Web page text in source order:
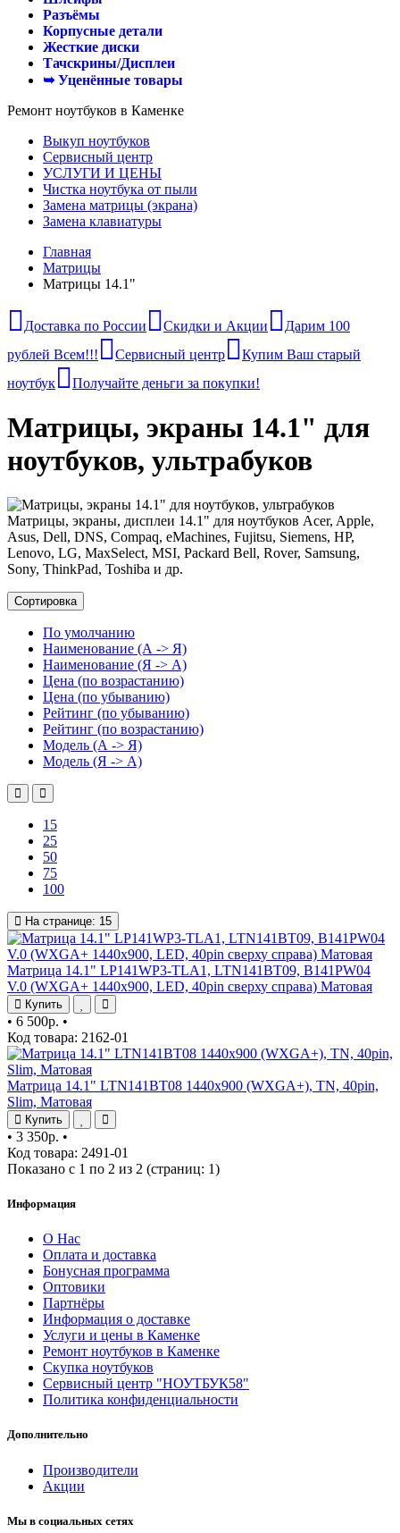
Разъёмы
Корпусные детали
Жесткие диски
Тачскрины/Дисплеи
➥ Уценённые товары
Ремонт ноутбуков в Каменке
Выкуп ноутбуков
Сервисный центр
УСЛУГИ И ЦЕНЫ
Чистка ноутбука от пыли
Замена матрицы (экрана)
Замена клавиатуры
Главная
Матрицы
Матрицы 14.1"
Доставка по России Скидки и Акции
Дарим 100
рублей Всем!!!
Сервисный центр
Купим Ваш старый
ноутбук
Получайте деньги за покупки!
Матрицы, экраны 14.1" для
ноутбуков, ультрабуков
Матрицы, экраны, дисплеи 14.1" для ноутбуков Acer, Apple,
Asus, Dell, DNS, Compaq, eMachines, Fujitsu, Siemens, HP,
Lenovo, LG, MaxSelect, MSI, Packard Bell, Rover, Samsung,
Sony, ThinkPad, Toshiba и др.
Сортировка
По умолчанию
Наименование (А -> Я)
Наименование (Я -> А)
Цена (по возрастанию)
Цена (по убыванию)
Рейтинг (по убыванию)
Рейтинг (по возрастанию)
Модель (А -> Я)
Модель (Я -> А)
15
25
50
75
100
На странице: 15
Матрица 14.1" LP141WP3-TLA1, LTN141BT09, B141PW04
V.0 (WXGA+ 1440x900, LED, 40pin сверху справа) Матовая
Купить
• 6 500р. •
Код товара: 2162-01
Матрица 14.1" LTN141BT08 1440x900 (WXGA+), TN, 40pin,
Slim, Матовая
Купить
• 3 350р. •
Код товара: 2491-01
Показано с 1 по 2 из 2 (страниц: 1)
Информация
О Нас
Оплата и доставка
Бонусная программа
Оптовики
Партнёры
Информация о доставке
Услуги и цены в Каменке
Ремонт ноутбуков в Каменке
Скупка ноутбуков
Сервисный центр "НОУТБУК58"
Политика конфиденциальности
Дополнительно
Производители
Акции
Мы в социальных сетях